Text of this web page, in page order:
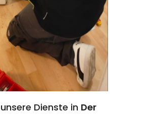
Dienste in Der